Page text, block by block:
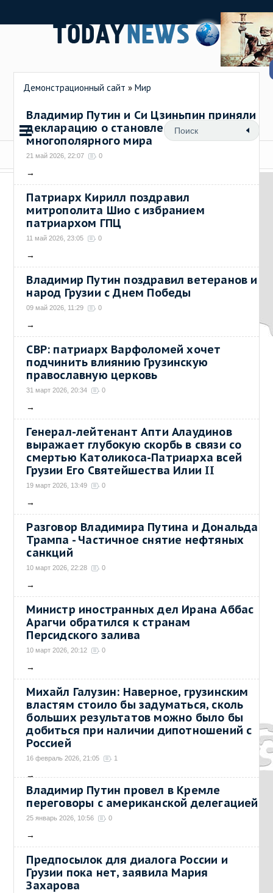
Демонстрационный сайт »Мир
Владимир Путин и Си Цзиньпин приняли
декларацию о становлении
многополярного мира
21 май 2026, 22:07 0
→
Патриарх Кирилл поздравил
митрополита Шио с избранием
патриархом ГПЦ
11 май 2026, 23:05 0
→
Владимир Путин поздравил ветеранов и
народ Грузии с Днем Победы
09 май 2026, 11:29 0
→
СВР: патриарх Варфоломей хочет
подчинить влиянию Грузинскую
православную церковь
31 март 2026, 20:34 0
→
Генерал-лейтенант Апти Алаудинов
выражает глубокую скорбь в связи со
смертью Католикоса-Патриарха всей
Грузии Его Святейшества Илии II
19 март 2026, 13:49 0
→
Разговор Владимира Путина и Дональда
Трампа - Частичное снятие нефтяных
санкций
10 март 2026, 22:28 0
→
Министр иностранных дел Ирана Аббас
Арагчи обратился к странам
Персидского залива
10 март 2026, 20:12 0
→
Михайл Галузин: Наверное, грузинским
властям стоило бы задуматься, сколь
больших результатов можно было бы
добиться при наличии дипотношений с
Россией
16 февраль 2026, 21:05 1
→
Владимир Путин провел в Кремле
переговоры с американской делегацией
25 январь 2026, 10:56 0
→
Предпосылок для диалога России и
Грузии пока нет, заявила Мария
Захарова